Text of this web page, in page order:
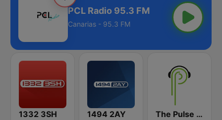
PCL Radio 95.3 FM
Canarias - 95.3 FM
1332 3SH 1494 2AY The Pulse 94.7 FM